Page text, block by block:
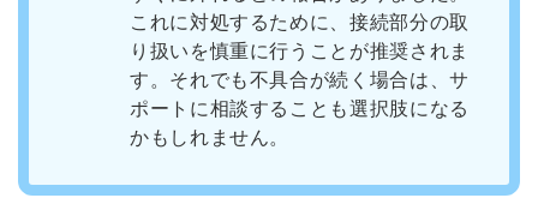
これに対処するために、接続部分の取
り扱いを慎重に行うことが推奨されま
す。それでも不具合が続く場合は、サ
ポートに相談することも選択肢になる
かもしれません。